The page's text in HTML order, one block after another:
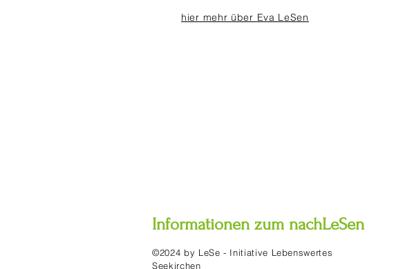
hier mehr über Eva LeSen
Informationen zum nachLeSen
©2024 by LeSe - Initiative Lebenswertes
Seekirchen